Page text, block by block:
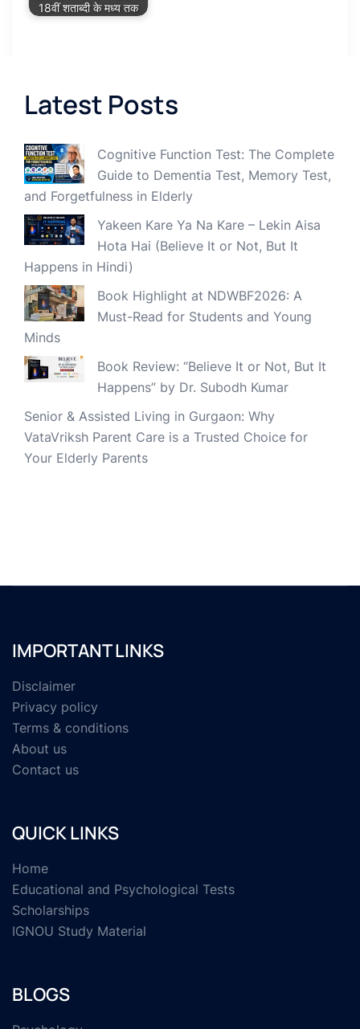
18वीं शताब्दी के मध्य तक
Latest Posts
Cognitive Function Test: The Complete
Guide to Dementia Test, Memory Test,
and Forgetfulness in Elderly
Yakeen Kare Ya Na Kare – Lekin Aisa
Hota Hai (Believe It or Not, But It
Happens in Hindi)
Book Highlight at NDWBF2026: A
Must-Read for Students and Young
Minds
Book Review: “Believe It or Not, But It
Happens” by Dr. Subodh Kumar
Senior & Assisted Living in Gurgaon: Why
VataVriksh Parent Care is a Trusted Choice for
Your Elderly Parents
IMPORTANT LINKS
Disclaimer
Privacy policy
Terms & conditions
About us
Contact us
QUICK LINKS
Home
Educational and Psychological Tests
Scholarships
IGNOU Study Material
BLOGS